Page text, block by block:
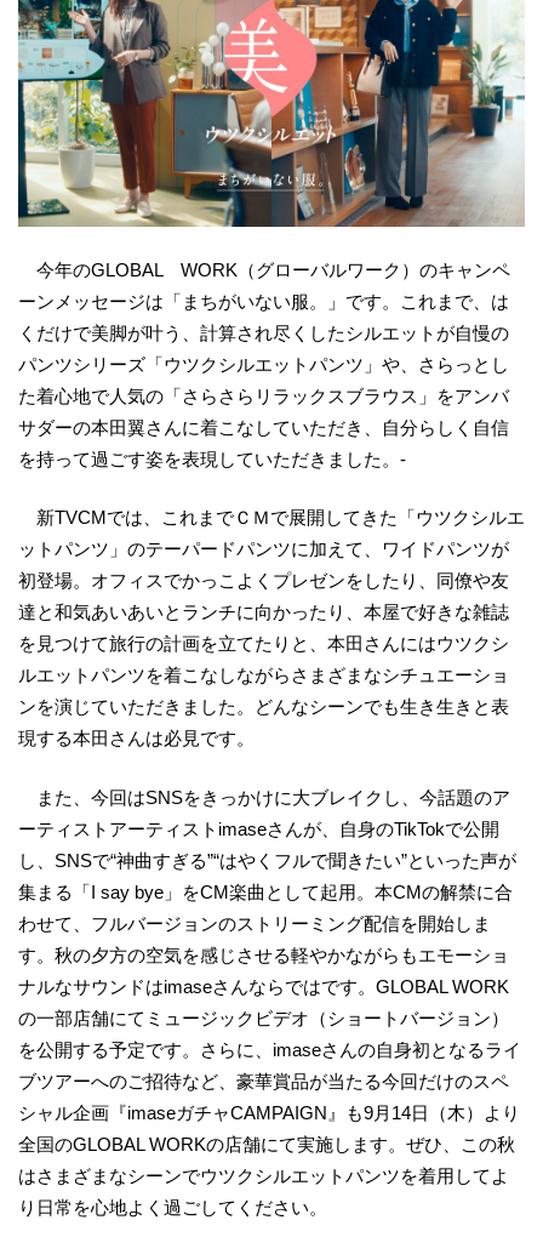
今年のGLOBAL WORK（グローバルワーク）のキャンペ
ーンメッセージは「まちがいない服。」です。これまで、は
くだけで美脚が叶う、計算され尽くしたシルエットが自慢の
パンツシリーズ「ウツクシルエットパンツ」や、さらっとし
た着心地で人気の「さらさらリラックスブラウス」をアンバ
サダーの本田翼さんに着こなしていただき、自分らしく自信
を持って過ごす姿を表現していただきました。-
新TVCMでは、これまでＣＭで展開してきた「ウツクシルエ
ットパンツ」のテーパードパンツに加えて、ワイドパンツが
初登場。オフィスでかっこよくプレゼンをしたり、同僚や友
達と和気あいあいとランチに向かったり、本屋で好きな雑誌
を見つけて旅行の計画を立てたりと、本田さんにはウツクシ
ルエットパンツを着こなしながらさまざまなシチュエーショ
ンを演じていただきました。どんなシーンでも生き生きと表
現する本田さんは必見です。
また、今回はSNSをきっかけに大ブレイクし、今話題のア
ーティストアーティストimaseさんが、自身のTikTokで公開
し、SNSで“神曲すぎる”“はやくフルで聞きたい”といった声が
集まる「I say bye」をCM楽曲として起用。本CMの解禁に合
わせて、フルバージョンのストリーミング配信を開始しま
す。秋の夕方の空気を感じさせる軽やかながらもエモーショ
ナルなサウンドはimaseさんならではです。GLOBAL WORK
の一部店舗にてミュージックビデオ（ショートバージョン）
を公開する予定です。さらに、imaseさんの自身初となるライ
ブツアーへのご招待など、豪華賞品が当たる今回だけのスペ
シャル企画『imaseガチャCAMPAIGN』も9月14日（木）より
全国のGLOBAL WORKの店舗にて実施します。ぜひ、この秋
はさまざまなシーンでウツクシルエットパンツを着用してよ
り日常を心地よく過ごしてください。